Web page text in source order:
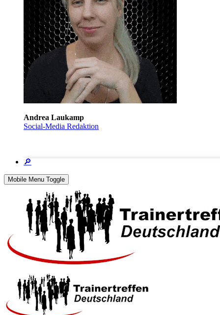
Andrea Laukamp
Social-Media Redaktion
🔎
Mobile Menu Toggle